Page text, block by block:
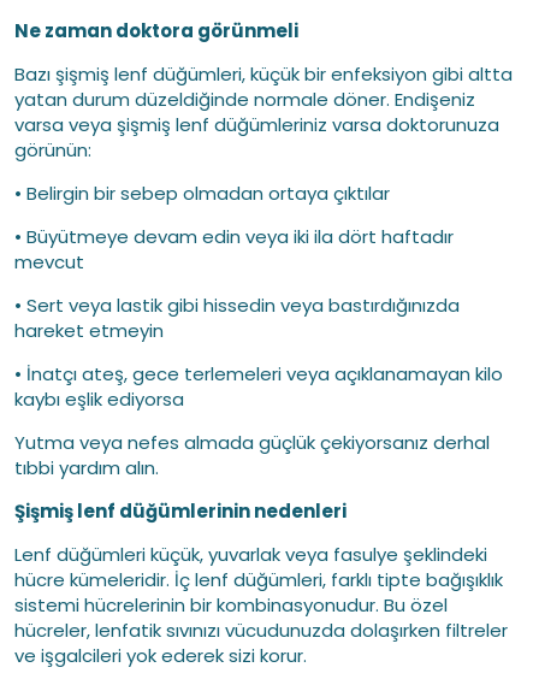
Ne zaman doktora görünmeli
Bazı şişmiş lenf düğümleri, küçük bir enfeksiyon gibi altta
yatan durum düzeldiğinde normale döner. Endişeniz
varsa veya şişmiş lenf düğümleriniz varsa doktorunuza
görünün:
• Belirgin bir sebep olmadan ortaya çıktılar
• Büyütmeye devam edin veya iki ila dört haftadır
mevcut
• Sert veya lastik gibi hissedin veya bastırdığınızda
hareket etmeyin
• İnatçı ateş, gece terlemeleri veya açıklanamayan kilo
kaybı eşlik ediyorsa
Yutma veya nefes almada güçlük çekiyorsanız derhal
tıbbi yardım alın.
Şişmiş lenf düğümlerinin nedenleri
Lenf düğümleri küçük, yuvarlak veya fasulye şeklindeki
hücre kümeleridir. İç lenf düğümleri, farklı tipte bağışıklık
sistemi hücrelerinin bir kombinasyonudur. Bu özel
hücreler, lenfatik sıvınızı vücudunuzda dolaşırken filtreler
ve işgalcileri yok ederek sizi korur.